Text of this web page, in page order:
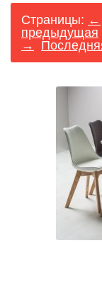
Страницы: ←
предыдущая
→